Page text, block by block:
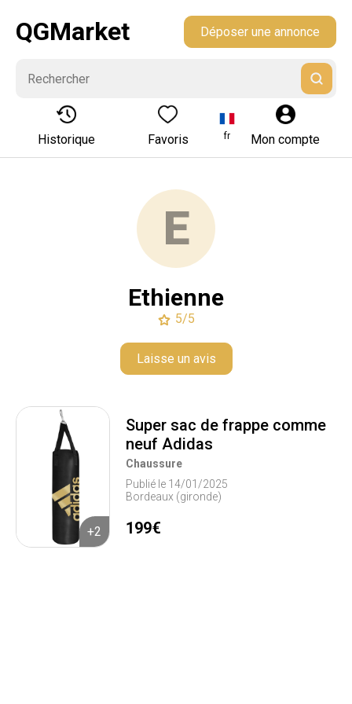
QGMarket Déposer une annonce
Historique Favoris fr Mon compte
E
Ethienne
5/5
Laisse un avis
+2
Super sac de frappe comme
neuf Adidas
Chaussure
Publié le 14/01/2025
Bordeaux (gironde)
199€